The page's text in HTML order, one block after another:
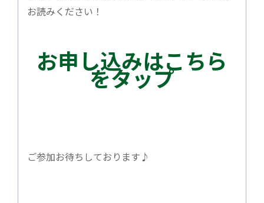
お読みください！
お申し込みはこちら
をタップ
ご参加お待ちしております♪